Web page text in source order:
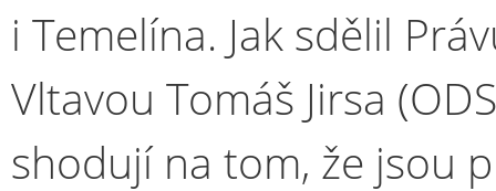
i Temelína. Jak sdělil
Vltavou Tomáš Jirsa
shodují na tom, že jsou